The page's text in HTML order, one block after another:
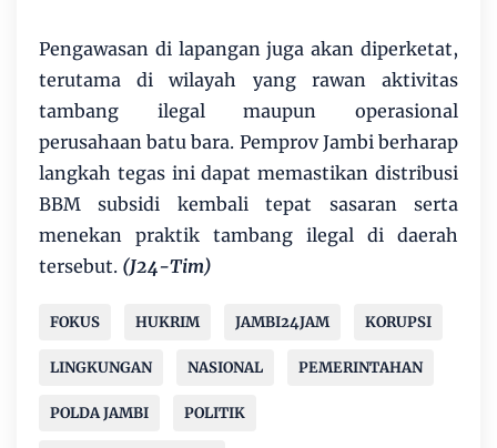
Pengawasan di lapangan juga akan diperketat,
terutama di wilayah yang rawan aktivitas
tambang ilegal maupun operasional
perusahaan batu bara. Pemprov Jambi berharap
langkah tegas ini dapat memastikan distribusi
BBM subsidi kembali tepat sasaran serta
menekan praktik tambang ilegal di daerah
tersebut. (J24-Tim)
FOKUS HUKRIM JAMBI24JAM KORUPSI
LINGKUNGAN NASIONAL PEMERINTAHAN
POLDA JAMBI POLITIK